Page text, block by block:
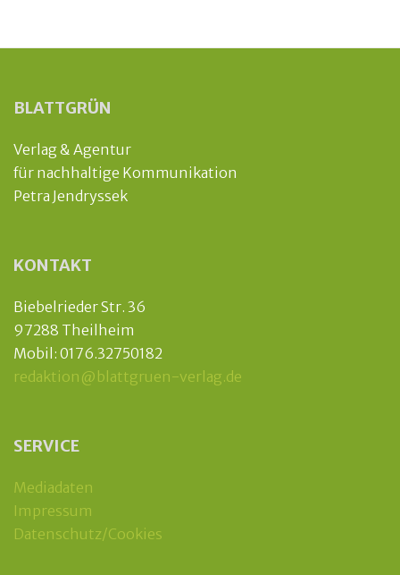
BLATTGRÜN
Verlag & Agentur
für nachhaltige Kommunikation
Petra Jendryssek
KONTAKT
Biebelrieder Str. 36
97288 Theilheim
Mobil: 0176.32750182
redaktion@blattgruen-verlag.de
SERVICE
Mediadaten
Impressum
Datenschutz/Cookies